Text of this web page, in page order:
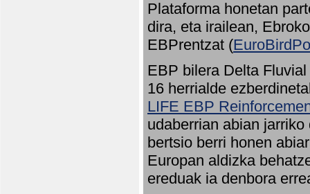
Plataforma honetan
dira, eta irailean,
EBPrentzat (
EBP bilera Delta
16 herrialde
LIFE EBP
udaberrian abian
bertsio berri honen
Europan aldizka
ereduak ia denbora